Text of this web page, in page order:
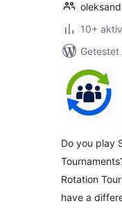
10+
Do you play
Rotation
have a